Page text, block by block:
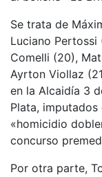
Se trata de
Luciano Pertossi
Comelli (20),
Ayrton Viollaz
en la Alcaidía 3
Plata,
«homicidio
concurso
Por otra parte,